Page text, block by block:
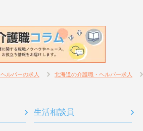
ルパーの求人 北海道の介護職・ヘルパー求人
生活相談員